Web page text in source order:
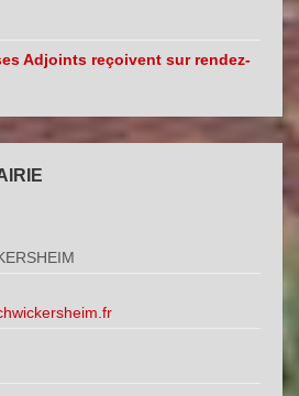
Adjoints reçoivent sur rendez-